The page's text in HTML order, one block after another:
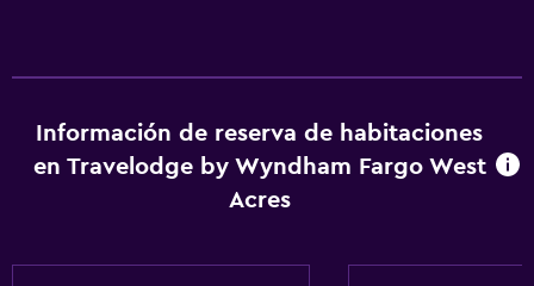
Información de reserva de habitaciones
en Travelodge by Wyndham Fargo West
Acres